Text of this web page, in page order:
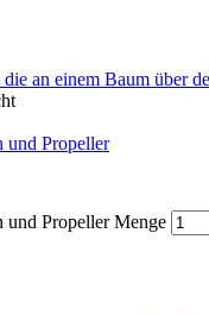
und Propeller
und Propeller Menge